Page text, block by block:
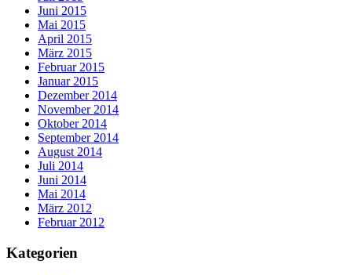
Juni 2015
Mai 2015
April 2015
März 2015
Februar 2015
Januar 2015
Dezember 2014
November 2014
Oktober 2014
September 2014
August 2014
Juli 2014
Juni 2014
Mai 2014
März 2012
Februar 2012
Kategorien